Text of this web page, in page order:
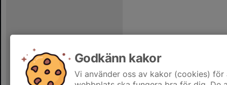
Godkänn kakor
Vi använder oss av kakor (cookies)